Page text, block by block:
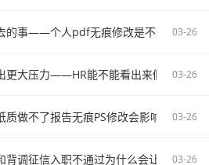
的事——个人pdf无痕修改是不对的容易
03-26
更大压力——HR能不能看出来假的征信
03-26
质做不了报告无痕PS修改会影响后续职场
03-26
背调征信入职不通过为什么会让自己更被
03-26